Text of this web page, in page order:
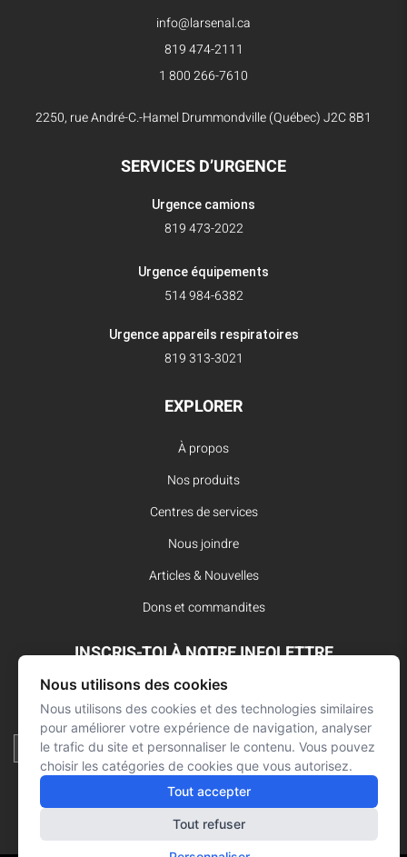
info@larsenal.ca
819 474-2111
1 800 266-7610
2250, rue André-C.-Hamel Drummondville (Québec) J2C 8B1
SERVICES D’URGENCE
Urgence camions
819 473-2022
Urgence équipements
514 984-6382
Urgence appareils respiratoires
819 313-3021
EXPLORER
À propos
Nos produits
Centres de services
Nous joindre
Articles & Nouvelles
Dons et commandites
INSCRIS-TOI À NOTRE INFOLETTRE
Reste à l’affût des dernières innovations pour vos interventions
d’urgence et ne manque aucune nouvelle de L’Arsenal.
Nous utilisons des cookies
Nous utilisons des cookies et des technologies similaires
pour améliorer votre expérience de navigation, analyser
le trafic du site et personnaliser le contenu. Vous pouvez
choisir les catégories de cookies que vous autorisez.
Tout accepter
Tout refuser